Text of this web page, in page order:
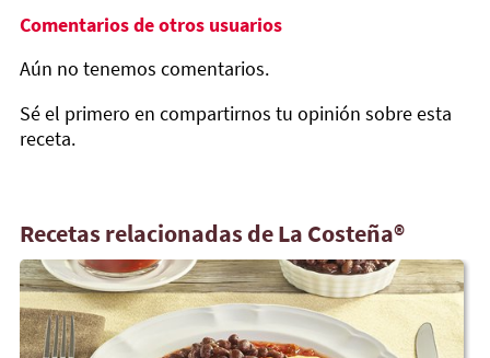
Comentarios de otros usuarios
Aún no tenemos comentarios.
Sé el primero en compartirnos tu opinión sobre esta
receta.
Recetas relacionadas de La Costeña®